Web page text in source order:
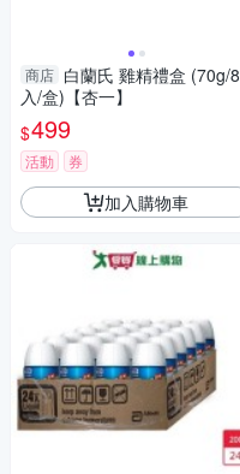
商店 白蘭氏 雞精禮盒 (70g/8
入/盒)【杏一】
$499
活動 券
加入購物車